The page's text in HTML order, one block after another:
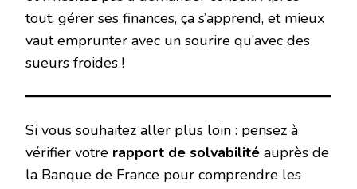
tout, gérer ses finances, ça s’apprend, et mieux
vaut emprunter avec un sourire qu’avec des
sueurs froides !
Si vous souhaitez aller plus loin : pensez à
vérifier votre rapport de solvabilité auprès de
la Banque de France pour comprendre les